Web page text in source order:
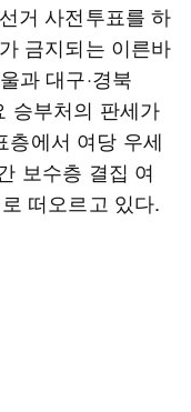
거 사전투표를 하
금지되는 이른바
과 대구·경북
승부처의 판세가
층에서 여당 우세
보수층 결집 여
떠오르고 있다.